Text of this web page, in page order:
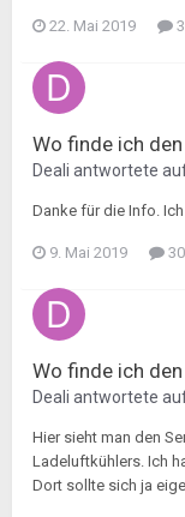
22. Mai 2019
Wo finde ich
Deali antwortete
Danke für die Info.
9. Mai 2019
Wo finde ich
Deali antwortete
Hier sieht man den
Ladeluftkühlers. Ich
Dort sollte sich ja